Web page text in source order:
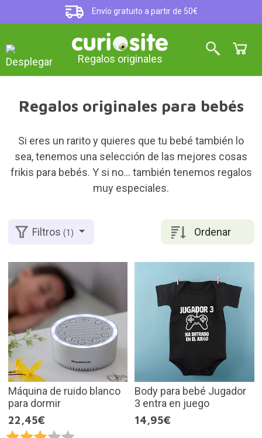
Envío gratuito a partir de 50€
Regalos originales
Regalos originales para bebés
Si eres un rarito y quieres que tu bebé también lo
sea, tenemos una selección de las mejores cosas
frikis para bebés. Y si no… también tenemos regalos
muy especiales.
Ordenar
Filtros(1)
Máquina de ruido blanco
para dormir
22,45€
Body para bebé Jugador
3 entra en juego
14,95€